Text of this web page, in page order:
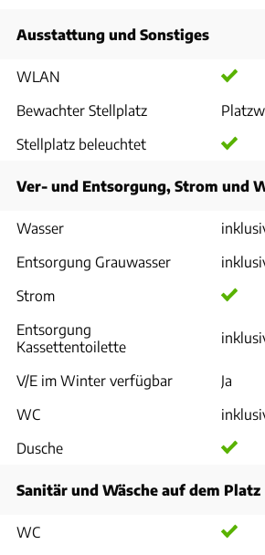
Ausstattung und Sonstiges
WLAN
Bewachter Stellplatz
Stellplatz beleuchtet
Ver- und Entsorgung, Strom und
Wasser
Entsorgung Grauwasser
Strom
Entsorgung
Kassettentoilette
V/E im Winter verfügbar
Ja
WC
Dusche
Sanitär und Wäsche auf dem Platz
WC